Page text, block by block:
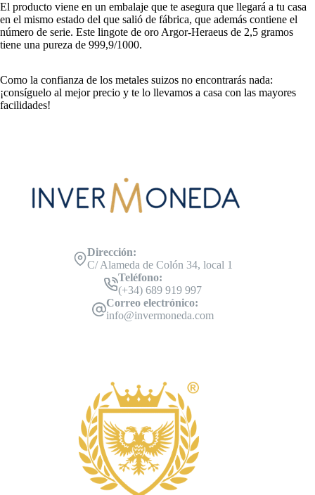
El producto viene en un embalaje que te asegura que llegará a tu casa
en el mismo estado del que salió de fábrica, que además contiene el
número de serie. Este lingote de oro Argor-Heraeus de 2,5 gramos
tiene una pureza de 999,9/1000.
Como la confianza de los metales suizos no encontrarás nada:
¡consíguelo al mejor precio y te lo llevamos a casa con las mayores
facilidades!
Dirección:
C/ Alameda de Colón 34, local 1
Teléfono:
(+34) 689 919 997
Correo electrónico:
info@invermoneda.com